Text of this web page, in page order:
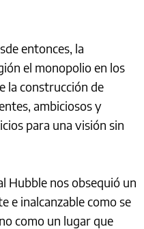
entonces, la
el monopolio en los
la construcción de
ambiciosos y
para una visión sin
Hubble nos obsequió un
e inalcanzable como se
como un lugar que